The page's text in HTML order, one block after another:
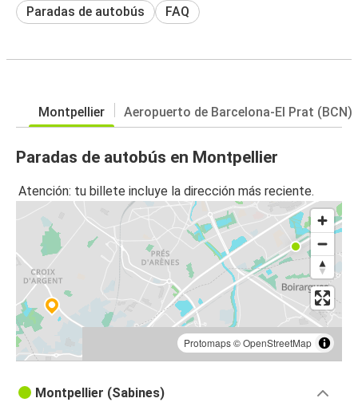
Paradas de autobús FAQ
Montpellier Aeropuerto de Barcelona-El Prat (BCN)
Paradas de autobús en Montpellier
Atención: tu billete incluye la dirección más reciente.
Protomaps©OpenStreetMap
Montpellier (Sabines)